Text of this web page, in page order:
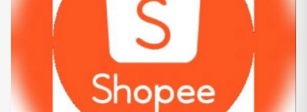
Notícias Outros Política Profissões
Receitas Redes Sociais Religião Shitpost